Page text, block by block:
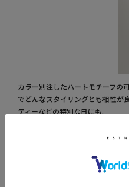
カラー別注したハートモチーフの
でどんなスタイリングとも相性が
ティーなどの特別な日にも。
MARIE-HELENE DE TAILLAC /